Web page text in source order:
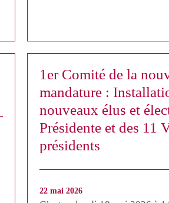
1er Comité de la
mandature :
nouveaux élus et
Présidente et des 11
présidents
22 mai 2026